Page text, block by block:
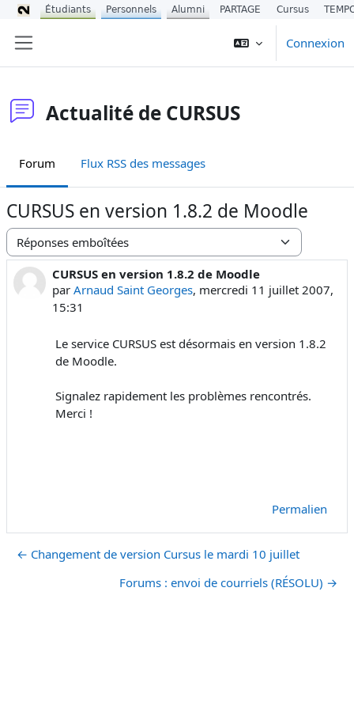
Connexion
Actualité de CURSUS
Forum Flux RSS des messages
CURSUS en version 1.8.2 de Moodle
Type d’affichage
CURSUS en version 1.8.2 de Moodle
parArnaud Saint Georges, mercredi 11 juillet 2007,
15:31
Nombre de réponses : 0
Le service CURSUS est désormais en version 1.8.2
de Moodle.
Signalez rapidement les problèmes rencontrés.
Merci !
Permalien
← Changement de version Cursus le mardi 10 juillet
Forums : envoi de courriels (RÉSOLU) →
Étudiants Personnels Alumni PARTAGE Cursus